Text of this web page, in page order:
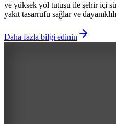
ve yüksek yol tutuşu ile şehir içi
yakıt tasarrufu sağlar ve
Daha fazla bilgi edinin